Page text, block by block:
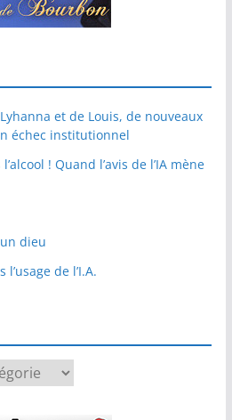
et de Louis, de nouveaux
échec institutionnel
! Quand l’avis de l’IA mène
dieu
de l’I.A.